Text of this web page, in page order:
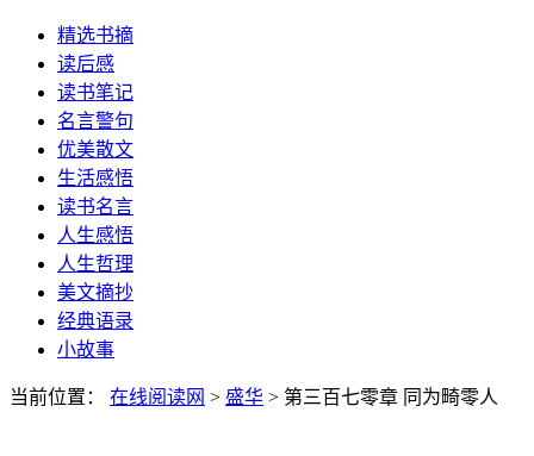
精选书摘
读后感
读书笔记
名言警句
优美散文
生活感悟
读书名言
人生感悟
人生哲理
美文摘抄
经典语录
小故事
当前位置： 在线阅读网 > 盛华 > 第三百七零章 同为畸零人